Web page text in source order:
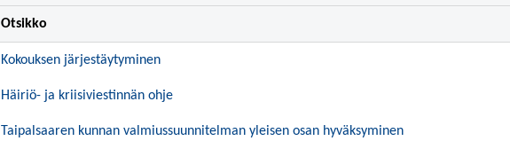
Otsikko
Kokouksen järjestäytyminen
Häiriö- ja kriisiviestinnän ohje
Taipalsaaren kunnan valmiussuunnitelman yleisen osan hyväksyminen